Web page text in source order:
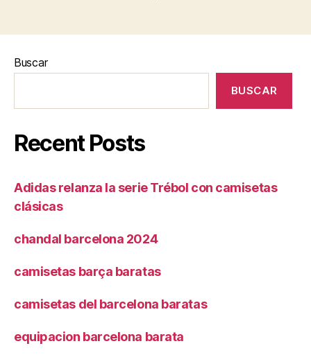
Buscar
BUSCAR
Recent Posts
Adidas relanza la serie Trébol con camisetas
clásicas
chandal barcelona 2024
camisetas barça baratas
camisetas del barcelona baratas
equipacion barcelona barata